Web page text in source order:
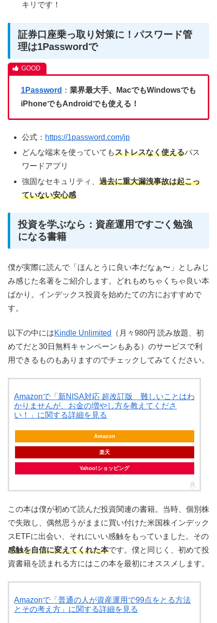
キリです！
証券口座乗っ取り対策に！パスワード管
理は1Passwordで
1Password ： 業界最大手、MacでもWindowsでも
iPhoneでもAndroidでも使える！
公式： https://1password.com/jp
どんな端末を使っていてもストレスなく使えるパス
ワードアプリ
強固なセキュリティ、過去に重大漏洩事故は起こっ
ていない安心感
投資を学ぶなら：資産運用ですごく勉強
になる書籍
僕が実際に読んで「ほんとうに良い本だなぁ〜」としみじ
み感じた名著をご紹介します。どれもめちゃくちゃ良い本
ばかり。インデックス投資を始めたての方におすすめで
す。
以下の中にはKindle Unlimited
（月々980円 読み放題、初
めてだと30日無料キャンペーンもある）のサービスで利
用できるものもありますのでチェックしてみてください。
Amazonで「新NISA対応 超改訂版 難しいことはわ
かりませんが、お金の増やし方を教えてくださ
い！」に関する詳細を見る
Amazon
楽天
Yahoo!ショッピング
この本は僕が初めて読んだ投資関連の書籍。当時、個別株
で失敗し、偶然思うがままに買い付けた米国株インデック
スETFに出会い、それにいい感触をもっていました。その
感触を自信に変えてくれた本です。僕と同じく、初めて投
資書籍を読まれる方にはこの本を最初にオススメします。
Amazonで「普通の人が資産運用で99点をとる方法
とその考え方」に関する詳細を見る